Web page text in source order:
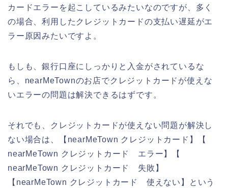
カードエラーを起こしているみたいなのですが、多く
の場合、利用したクレジットカードの支払い遅延がエ
ラー原因みたいですよ。
もしも、銀行口座にしっかりと入金がされているな
ら、nearMeTownのお店でクレジットカードが使えな
いエラーの問題は解決できるはずです。
それでも、クレジットカードが使えない問題が解決し
ない場合は、【nearMeTown クレジットカード】【
nearMeTown クレジットカード エラー】【
nearMeTown クレジットカード 失敗】
【nearMeTown クレジットカード 使えない】という